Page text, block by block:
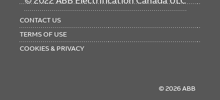
CONTACT US
TERMS OF USE
COOKIES & PRIVACY
© 2026 ABB